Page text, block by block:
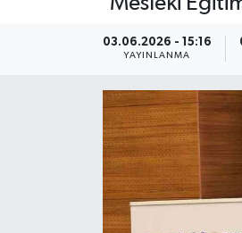
03.06.2026 - 15:16
YAYINLANMA
EĞİTİM
EKONOMİ